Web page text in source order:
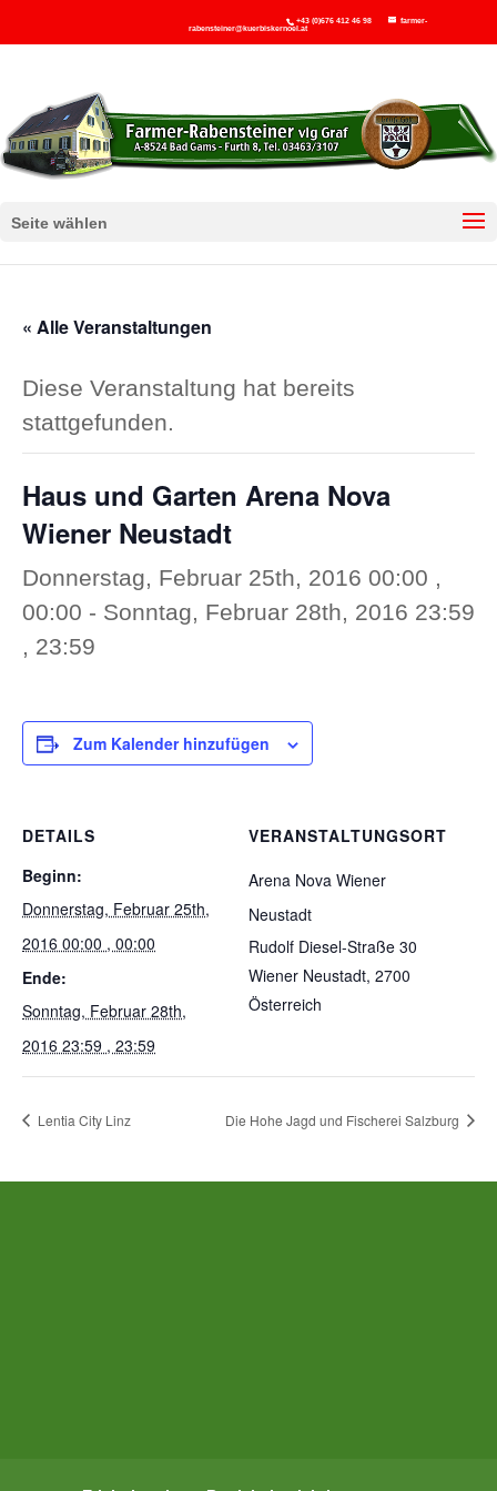
+43 (0)676 412 46 98
farmer-
rabensteiner@kuerbiskernoel.at
Seite wählen
« Alle Veranstaltungen
Diese Veranstaltung hat bereits
stattgefunden.
Haus und Garten Arena Nova
Wiener Neustadt
Donnerstag, Februar 25th, 2016 00:00 ,
00:00 - Sonntag, Februar 28th, 2016 23:59
, 23:59
Zum Kalender hinzufügen
DETAILS
Beginn:
Donnerstag, Februar 25th,
2016 00:00 , 00:00
Ende:
Sonntag, Februar 28th,
2016 23:59 , 23:59
VERANSTALTUNGSORT
Arena Nova Wiener
Neustadt
Rudolf Diesel-Straße 30
Wiener Neustadt, 2700
Österreich
Lentia City Linz Die Hohe Jagd und Fischerei Salzburg